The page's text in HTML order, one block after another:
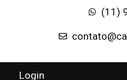
(11)
Login